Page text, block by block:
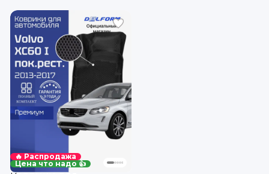
🔥 Распродажа
Цена что надо 👍